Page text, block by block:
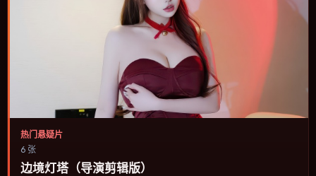
热门悬疑片
6 张
边境灯塔（导演剪辑版）